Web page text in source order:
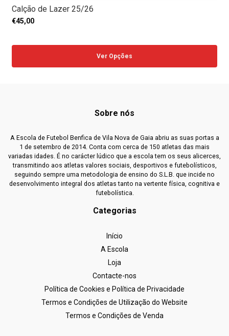
Calção de Lazer 25/26
€45,00
Ver Opções
Sobre nós
A Escola de Futebol Benfica de Vila Nova de Gaia abriu as suas portas a
1 de setembro de 2014. Conta com cerca de 150 atletas das mais
variadas idades. É no carácter lúdico que a escola tem os seus alicerces,
transmitindo aos atletas valores sociais, desportivos e futebolísticos,
seguindo sempre uma metodologia de ensino do S.L.B. que incide no
desenvolvimento integral dos atletas tanto na vertente física, cognitiva e
futebolística.
Categorias
Início
A Escola
Loja
Contacte-nos
Política de Cookies e Política de Privacidade
Termos e Condições de Utilização do Website
Termos e Condições de Venda